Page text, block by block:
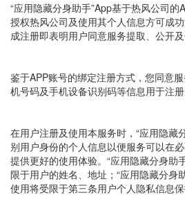
“应用隐藏分身助手”App基于热风公司的
授权热风公司及使用其个人信息方可成
成注册即表明用户同意服务提取、公开及
鉴于APP账号的绑定注册方式，您同意
机号码及手机设备识别码等信息用于注册
在用户注册及使用本服务时，“应用隐藏
别用户身份的个人信息以便服务可以在
提供更好的使用体验。“应用隐藏分身助
限于用户的姓名、地址；“应用隐藏分身
使用将受限于第三条用户个人隐私信息保